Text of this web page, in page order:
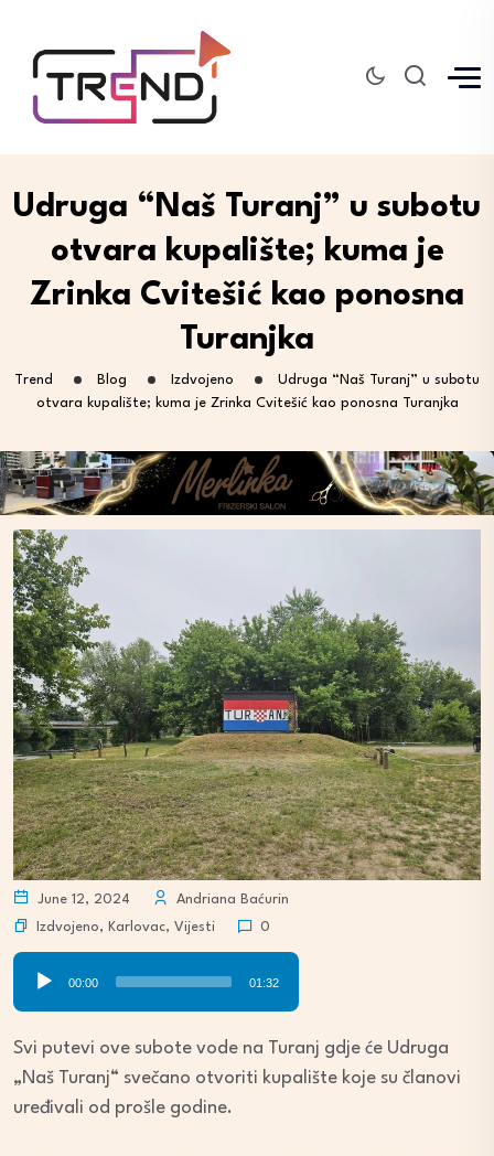
Udruga “Naš Turanj” u subotu
otvara kupalište; kuma je
Zrinka Cvitešić kao ponosna
Turanjka
Trend Blog Izdvojeno
Udruga “Naš Turanj” u subotu
otvara kupalište; kuma je Zrinka Cvitešić kao ponosna Turanjka
June 12, 2024
Andriana Baćurin
Izdvojeno, Karlovac, Vijesti 0
Audio
Player
00:00 01:32
Svi putevi ove subote vode na Turanj gdje će Udruga
„Naš Turanj“ svečano otvoriti kupalište koje su članovi
uređivali od prošle godine.